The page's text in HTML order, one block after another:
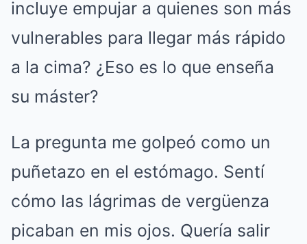
incluye empujar a quienes son más
vulnerables para llegar más rápido
a la cima? ¿Eso es lo que enseña
su máster?
La pregunta me golpeó como un
puñetazo en el estómago. Sentí
cómo las lágrimas de vergüenza
picaban en mis ojos. Quería salir